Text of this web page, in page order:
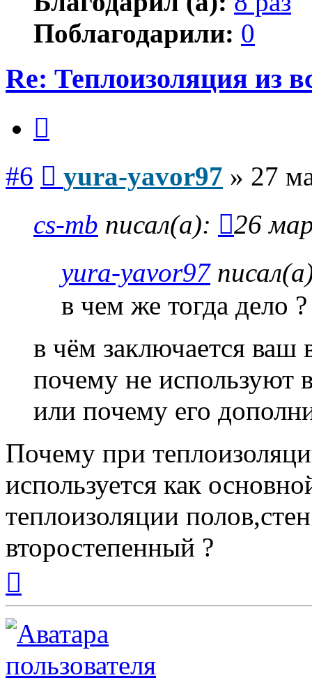
Поблагодарили: 0
Re: Теплоизоляция из
#6 yura-yavor97 » 27
cs-mb писал(а):
26
yura-yavor97
в чем же тогда дело ?
в чём заключается ваш
почему не используют
или почему его
Почему при
используется как
теплоизоляции
второстепенный ?
началу